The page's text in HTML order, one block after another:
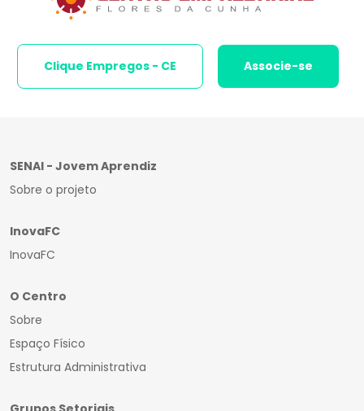
Clique Empregos - CE Associe-se
SENAI - Jovem Aprendiz
Sobre o projeto
InovaFC
InovaFC
O Centro
Sobre
Espaço Físico
Estrutura Administrativa